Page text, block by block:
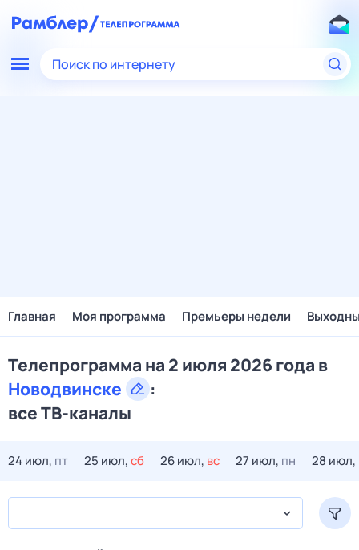
Поиск по интернету
Главная Моя программа Премьеры недели
Телепрограмма на 2 июля 2026 года в
Новодвинске
:
все ТВ-каналы
24 июл, пт 25 июл,сб 26 июл, вс 27 июл, пн 28 июл,